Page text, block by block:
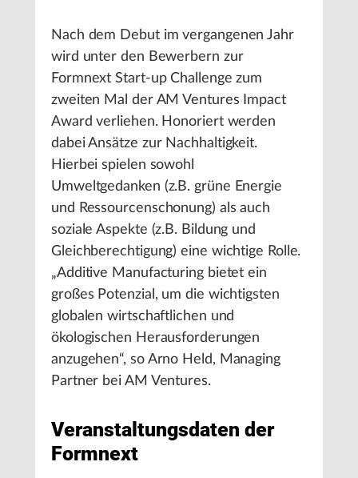
Nach dem Debut im vergangenen Jahr
wird unter den Bewerbern zur
Formnext Start-up Challenge zum
zweiten Mal der AM Ventures Impact
Award verliehen. Honoriert werden
dabei Ansätze zur Nachhaltigkeit.
Hierbei spielen sowohl
Umweltgedanken (z.B. grüne Energie
und Ressourcenschonung) als auch
soziale Aspekte (z.B. Bildung und
Gleichberechtigung) eine wichtige Rolle.
„Additive Manufacturing bietet ein
großes Potenzial, um die wichtigsten
globalen wirtschaftlichen und
ökologischen Herausforderungen
anzugehen“, so Arno Held, Managing
Partner bei AM Ventures.
Veranstaltungsdaten der
Formnext